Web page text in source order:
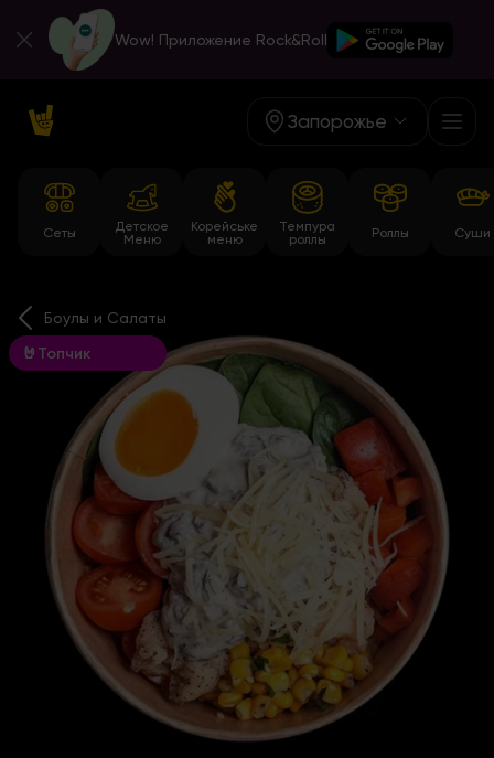
Wow! Приложение Rock&Roll
Запорожье
Сеты
Детское
Меню
Корейське
меню
Темпура
роллы
Роллы Суши
Боулы и Салаты
🤘Топчик